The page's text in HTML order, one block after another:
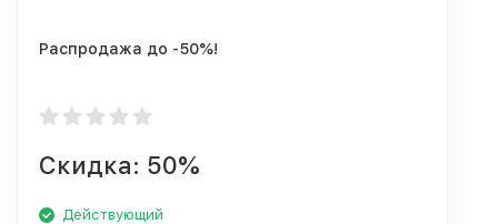
Распродажа до -50%!
Скидка: 50%
Действующий